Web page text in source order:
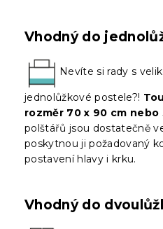
Vhodný do
Nevíte si rady s
jednolůžkové postele?!
rozměr 70 x 90 cm nebo
polštářů jsou dostatečně
poskytnou ji požadovaný
postavení hlavy i krku.
Vhodný do